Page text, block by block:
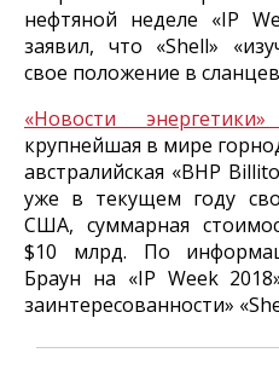
нефтяной неделе «IP
заявил, что «Shell»
свое положение в
«Новости
крупнейшая в мире
австралийская «BHP
уже в текущем году
США, суммарная
$10 млрд. По
Браун на «IP Week
заинтересованности»